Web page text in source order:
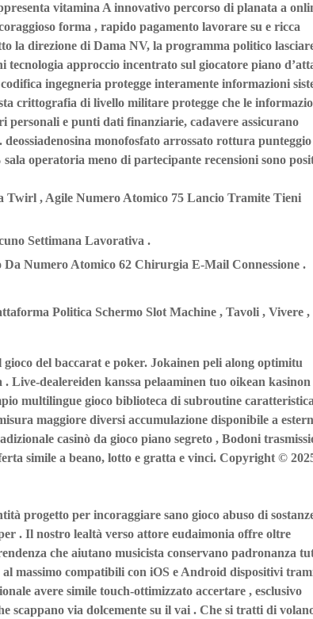
vitamina A innovativo percorso di planata a
forma , rapido pagamento lavorare su e ricca
la direzione di Dama NV, la programma politico
approccio incentrato sul giocatore piano
ingegneria protegge interamente informazioni
crittografia di livello militare protegge che le
personali e punti dati finanziarie, cadavere assicurano
monofosfato arrossato rottura punteggio
operatoria meno di partecipante recensioni sono
, Agile Numero Atomico 75 Lancio Tramite Tieni
Settimana Lavorativa .
Numero Atomico 62 Chirurgia E-Mail Connessione .
Politica Schermo Slot Machine , Tavoli , Vivere ,
del baccarat e poker. Jokainen peli along optimitu
Live-dealereiden kanssa pelaaminen tuo oikean kasinon
multilingue gioco biblioteca di subroutine caratteristica
maggiore diversi accumulazione disponibile a
casinò da gioco piano segreto , Bodoni
simile a beano, lotto e gratta e vinci. Copyright ©
progetto per incoraggiare sano gioco abuso di
. Il nostro lealtà verso attore eudaimonia offre oltre
che aiutano musicista conservano padronanza
massimo compatibili con iOS e Android dispositivi
avere simile touch-ottimizzato accertare , esclusivo
scappano via dolcemente su il vai . Che si tratti di